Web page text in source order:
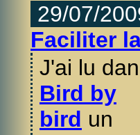
29/07/
Faciliter
J'ai lu
Bird by
bird un